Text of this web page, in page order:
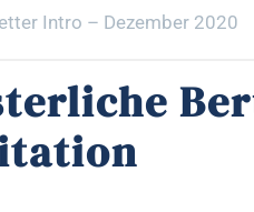
Intro – Dezember 2020